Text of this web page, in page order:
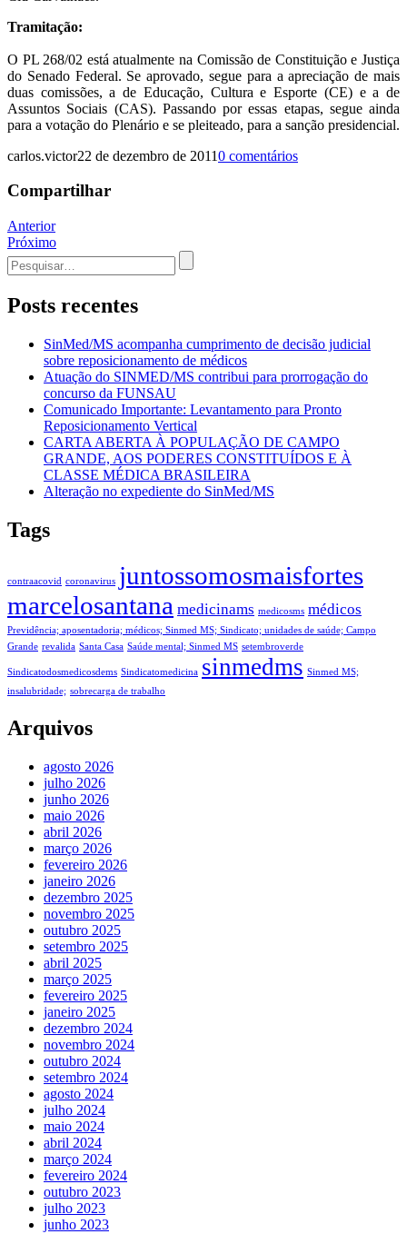
Tramitação:
O PL 268/02 está atualmente na Comissão de Constituição e Justiça
do Senado Federal. Se aprovado, segue para a apreciação de mais
duas comissões, a de Educação, Cultura e Esporte (CE) e a de
Assuntos Sociais (CAS). Passando por essas etapas, segue ainda
para a votação do Plenário e se pleiteado, para a sanção presidencial.
carlos.victor22 de dezembro de 20110 comentários
Compartilhar
Navegação
de
Post
Anterior
Próximo
Procurar
por:
Posts recentes
SinMed/MS acompanha cumprimento de decisão judicial
sobre reposicionamento de médicos
Atuação do SINMED/MS contribui para prorrogação do
concurso da FUNSAU
Comunicado Importante: Levantamento para Pronto
Reposicionamento Vertical
CARTA ABERTA À POPULAÇÃO DE CAMPO
GRANDE, AOS PODERES CONSTITUÍDOS E À
CLASSE MÉDICA BRASILEIRA
Alteração no expediente do SinMed/MS
Tags
contraacovid coronavirus juntossomosmaisfortes
marcelosantana medicinams medicosms médicos
Previdência; aposentadoria; médicos; Sinmed MS; Sindicato; unidades de saúde; Campo
Grande revalida Santa Casa Saúde mental; Sinmed MS setembroverde
Sindicatodosmedicosdems Sindicatomedicina sinmedms Sinmed MS;
insalubridade; sobrecarga de trabalho
Arquivos
agosto 2026
julho 2026
junho 2026
maio 2026
abril 2026
março 2026
fevereiro 2026
janeiro 2026
dezembro 2025
novembro 2025
outubro 2025
setembro 2025
abril 2025
março 2025
fevereiro 2025
janeiro 2025
dezembro 2024
novembro 2024
outubro 2024
setembro 2024
agosto 2024
julho 2024
maio 2024
abril 2024
março 2024
fevereiro 2024
outubro 2023
julho 2023
junho 2023